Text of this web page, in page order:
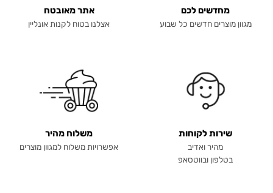
מחדשים לכם
מגוון מוצרים חדשים כל שבוע
אתר מאובטח
אצלנו בטוח לקנות אונליין
שירות לקוחות
מהיר ואדיב
בטלפון ובווטסאפ
משלוח מהיר
אפשרויות משלוח למגוון מוצרים